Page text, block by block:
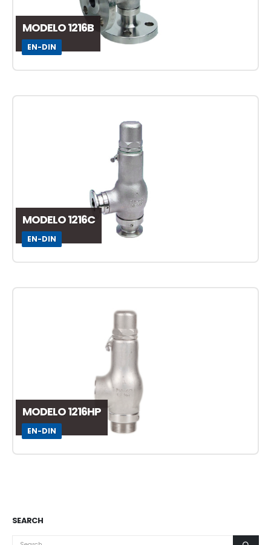
MODELO 1216B
EN-DIN
MODELO 1216C
EN-DIN
MODELO 1216HP
EN-DIN
SEARCH